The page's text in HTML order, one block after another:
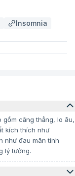
đòi hỏi sự
đó chú trọng
thói quen ngủ
đã được
trong điều trị
bằng cách:
và niềm tin sai
ngủ lành
Insomnia
căng thẳng, lo âu,
kích thích như
như đau mãn tính
lý tưởng.